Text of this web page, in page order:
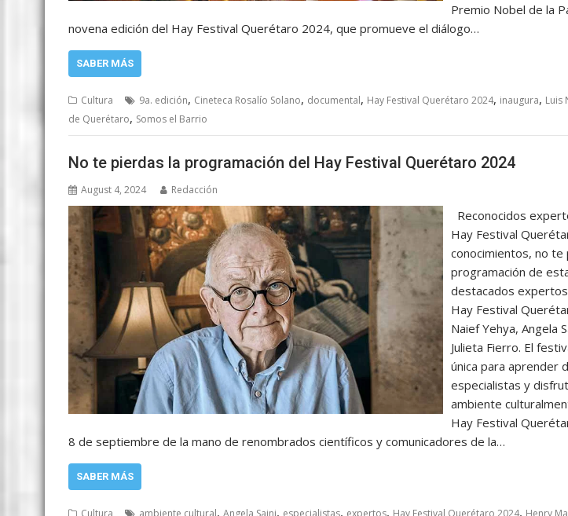
Premio Nobel de la
novena edición del Hay Festival Querétaro 2024, que promueve el diálogo…
SABER MÁS
Cultura 9a. edición, Cineteca Rosalío Solano, documental, Hay Festival Querétaro 2024, inaugura, Luis
de Querétaro, Somos el Barrio
No te pierdas la programación del Hay Festival Querétaro 2024
August 4, 2024 Redacción
Reconocidos
Hay Festival
conocimientos, no te
programación de
destacados
Hay Festival
Naief Yehya, Angela
Julieta Fierro. El
única para aprender
especialistas y
ambiente
Hay Festival
8 de septiembre de la mano de renombrados científicos y comunicadores de la…
SABER MÁS
Cultura ambiente cultural, Angela Saini, especialistas, expertos, Hay Festival Querétaro 2024, Henry